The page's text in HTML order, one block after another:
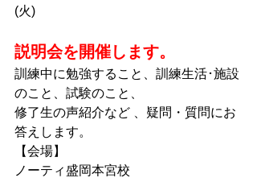
(火)
説明会を開催します。
訓練中に勉強すること、訓練生活･施設
のこと、試験のこと、
修了生の声紹介など 、疑問・質問にお
答えします。
【会場】
ノーティ盛岡本宮校